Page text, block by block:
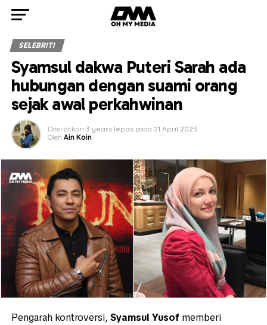
SELEBRITI
Syamsul dakwa Puteri Sarah ada
hubungan dengan suami orang
sejak awal perkahwinan
Diterbitkan 3 years lepas pada 21 April 2023
Oleh Ain Koin
Pengarah kontroversi, Syamsul Yusof memberi